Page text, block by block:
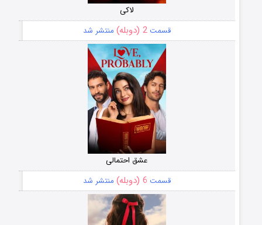
لاکی
قسمت2 (دوبله) منتشر شد
عشق احتمالی
قسمت 6 (دوبله) منتشر شد